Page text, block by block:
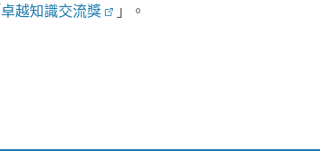
卓越知識交流獎 」。